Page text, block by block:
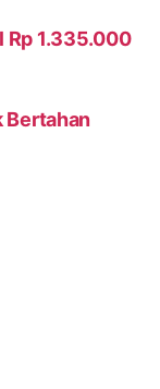
Rp 1.335.000
Bertahan